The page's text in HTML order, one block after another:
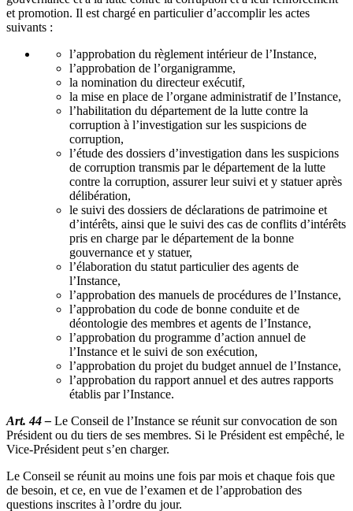
et promotion. Il est chargé en particulier d’accomplir les actes
suivants :
l’approbation du règlement intérieur de l’Instance,
l’approbation de l’organigramme,
la nomination du directeur exécutif,
la mise en place de l’organe administratif de l’Instance,
l’habilitation du département de la lutte contre la
corruption à l’investigation sur les suspicions de
corruption,
l’étude des dossiers d’investigation dans les suspicions
de corruption transmis par le département de la lutte
contre la corruption, assurer leur suivi et y statuer après
délibération,
le suivi des dossiers de déclarations de patrimoine et
d’intérêts, ainsi que le suivi des cas de conflits d’intérêts
pris en charge par le département de la bonne
gouvernance et y statuer,
l’élaboration du statut particulier des agents de
l’Instance,
l’approbation des manuels de procédures de l’Instance,
l’approbation du code de bonne conduite et de
déontologie des membres et agents de l’Instance,
l’approbation du programme d’action annuel de
l’Instance et le suivi de son exécution,
l’approbation du projet du budget annuel de l’Instance,
l’approbation du rapport annuel et des autres rapports
établis par l’Instance.
Art. 44 – Le Conseil de l’Instance se réunit sur convocation de son
Président ou du tiers de ses membres. Si le Président est empêché, le
Vice-Président peut s’en charger.
Le Conseil se réunit au moins une fois par mois et chaque fois que
de besoin, et ce, en vue de l’examen et de l’approbation des
questions inscrites à l’ordre du jour.